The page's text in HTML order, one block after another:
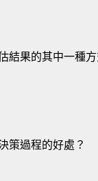
結果的其中一種
策過程的好處？